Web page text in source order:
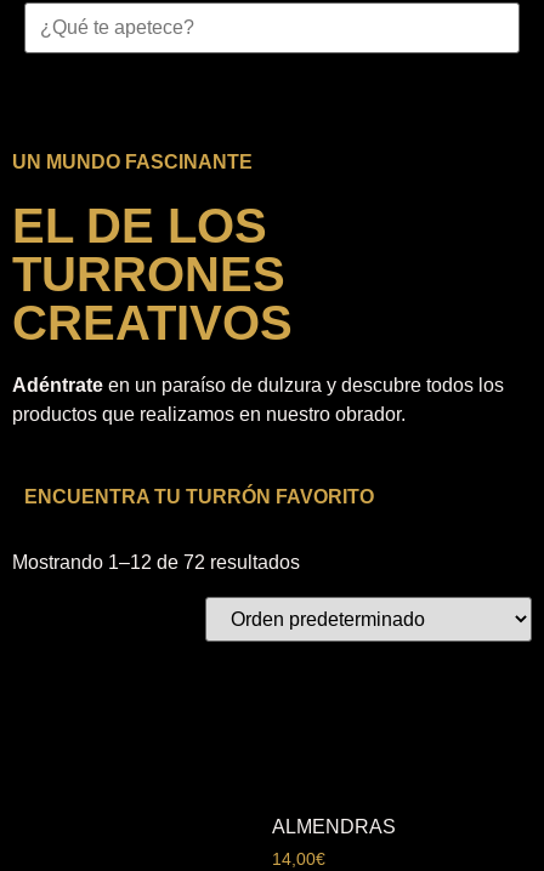
UN MUNDO FASCINANTE
EL DE LOS
TURRONES
CREATIVOS
Adéntrate en un paraíso de dulzura y descubre todos los
productos que realizamos en nuestro obrador.
ENCUENTRA TU TURRÓN FAVORITO
Mostrando 1–12 de 72 resultados
ALMENDRAS
14,00€